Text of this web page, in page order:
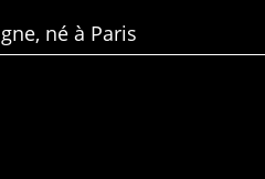
né à Paris